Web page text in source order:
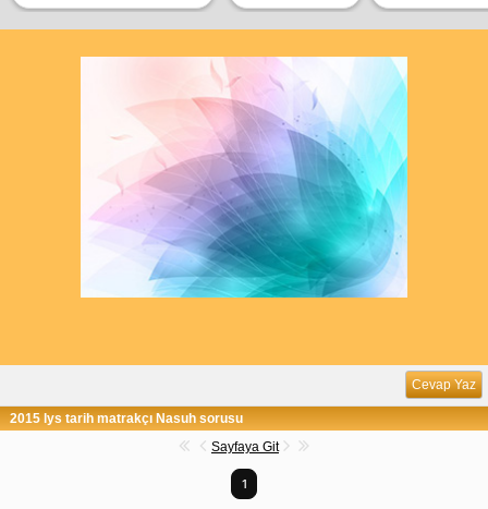
Cevap Yaz
2015 lys tarih matrakçı Nasuh sorusu
Sayfaya Git
1